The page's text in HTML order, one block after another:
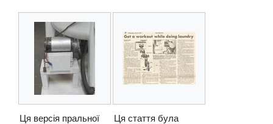
Ця версія пральної
Ця стаття була